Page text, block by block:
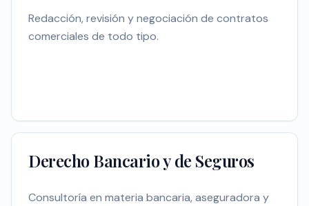
Redacción, revisión y negociación de contratos
comerciales de todo tipo.
Derecho Bancario y de Seguros
Consultoría en materia bancaria, aseguradora y